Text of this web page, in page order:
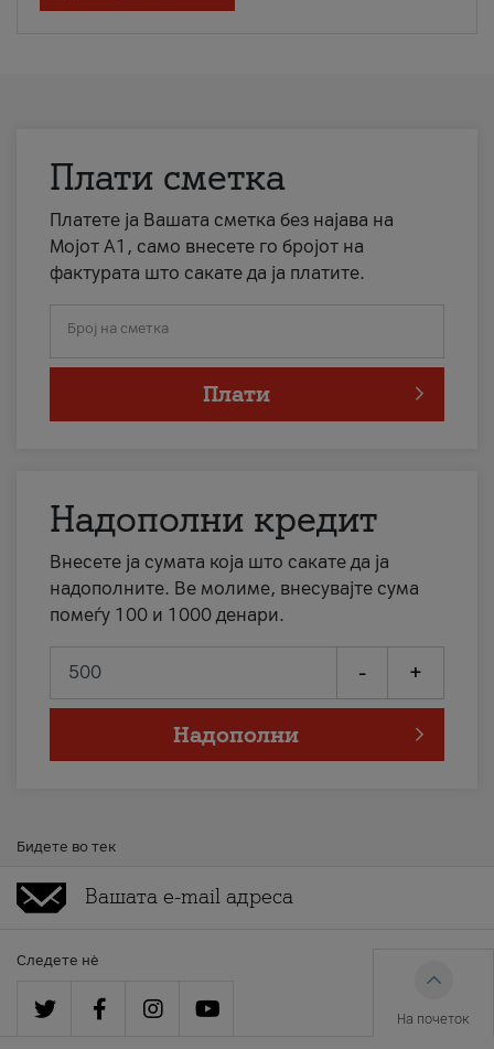
Плати сметка
Платете ја Вашата сметка без најава на
Мојот А1, само внесете го бројот на
фактурата што сакате да ја платите.
Број на сметка
Плати
Надополни кредит
Внесете ја сумата која што сакате да ја
надополните. Ве молиме, внесувајте сума
помеѓу 100 и 1000 денари.
- +
Надополни
Бидете во тек
Следете нè
На почеток